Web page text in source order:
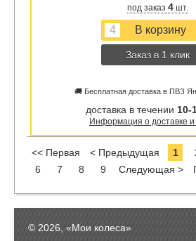
под заказ 4шт.
Заказ в 1 клик
🚚 Бесплатная доставка в ПВЗ
доставка в течении 10-
Информация о доставке и
<< Первая < Предыдущая 1
6
7 8 9 Следующая >
© 2026, «Мои колеса»